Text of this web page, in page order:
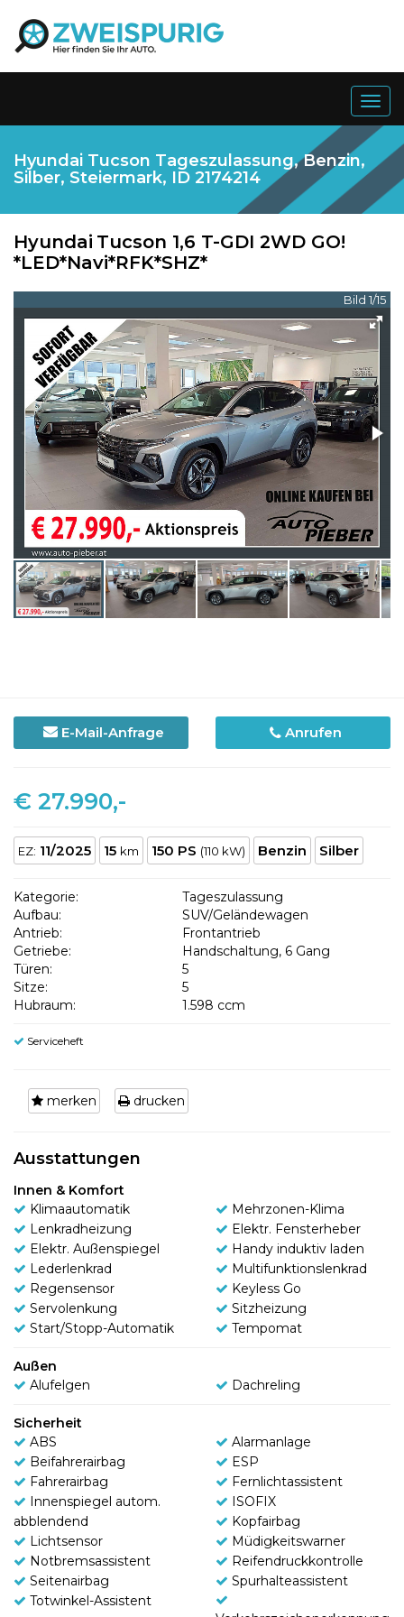
Hyundai Tucson Tageszulassung, Benzin,
Silber, Steiermark, ID 2174214
Hyundai Tucson 1,6 T-GDI 2WD GO!
*LED*Navi*RFK*SHZ*
Bild 1/15
E-Mail-Anfrage Anrufen
€ 27.990,-
EZ: 11/2025 15 km 150 PS (110 kW) Benzin Silber
Kategorie:
Tageszulassung
Aufbau:
SUV/Geländewagen
Antrieb:
Frontantrieb
Getriebe:
Handschaltung, 6 Gang
Türen:
5
Sitze:
5
Hubraum:
1.598 ccm
Serviceheft
merken drucken
Ausstattungen
Innen & Komfort
Klimaautomatik
Mehrzonen-Klima
Lenkradheizung
Elektr. Fensterheber
Elektr. Außenspiegel
Handy induktiv laden
Lederlenkrad
Multifunktionslenkrad
Regensensor
Keyless Go
Servolenkung
Sitzheizung
Start/Stopp-Automatik
Tempomat
Außen
Alufelgen
Dachreling
Sicherheit
ABS
Alarmanlage
Beifahrerairbag
ESP
Fahrerairbag
Fernlichtassistent
Innenspiegel autom.
abblendend
ISOFIX
Kopfairbag
Lichtsensor
Müdigkeitswarner
Notbremsassistent
Reifendruckkontrolle
Seitenairbag
Spurhalteassistent
Totwinkel-Assistent